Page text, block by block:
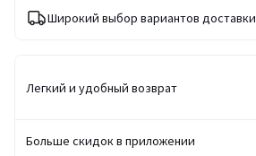
Широкий выбор вариантов доставки
Легкий и удобный возврат
Больше скидок в приложении